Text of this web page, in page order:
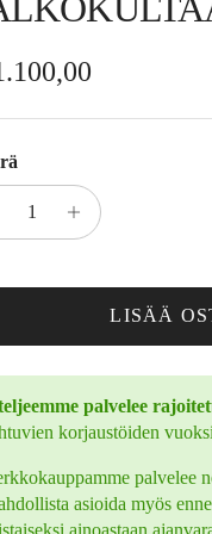
LISÄÄ
palvelee
korjaustöiden
palvelee
asioida myös
ainoastaan